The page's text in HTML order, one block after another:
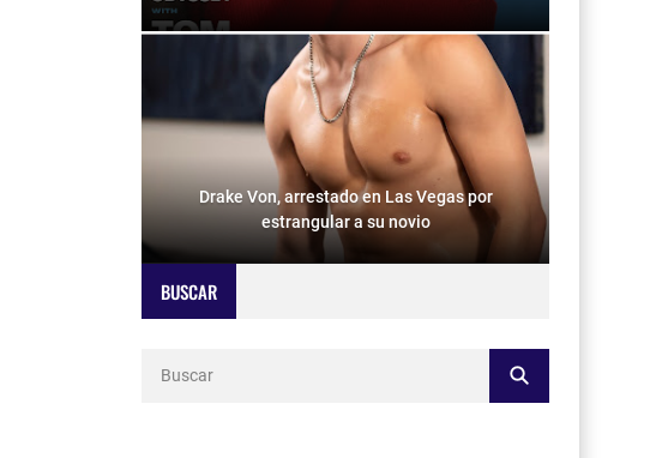
Drake Von, arrestado en Las Vegas por
estrangular a su novio
BUSCAR